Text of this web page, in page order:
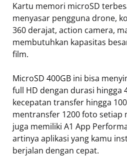
Kartu memori microSD
menyasar pengguna drone,
360 derajat, action camera,
membutuhkan kapasitas
film.
MicroSD 400GB ini bisa
full HD dengan durasi hingga
kecepatan transfer hingga
mentransfer 1200 foto setiap
juga memiliki A1 App
artinya aplikasi yang kamu
berjalan dengan cepat.